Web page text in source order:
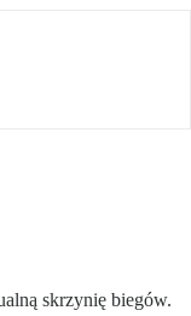
skrzynię biegów.